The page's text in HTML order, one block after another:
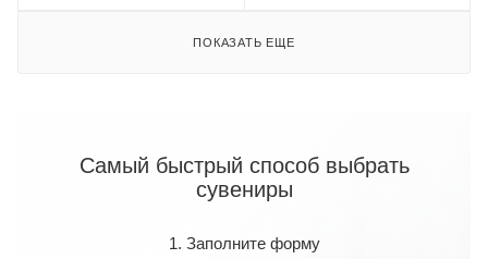
ПОКАЗАТЬ ЕЩЕ
Самый быстрый способ выбрать
сувениры
1. Заполните форму